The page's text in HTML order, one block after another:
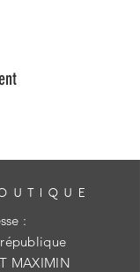
:
MAXIMIN